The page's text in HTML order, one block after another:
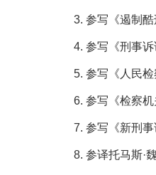
3. 参写《遏制
4. 参写《刑事
5. 参写《人民
6. 参写《检察
7. 参写《新刑
8. 参译托马斯·